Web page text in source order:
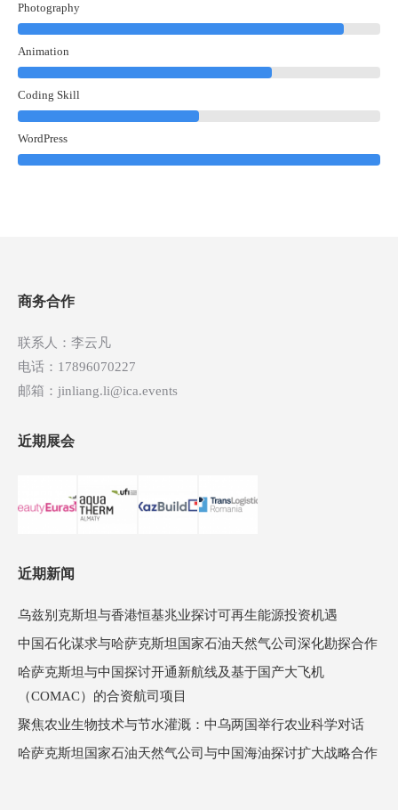
Photography
Animation
Coding Skill
WordPress
商务合作
联系人：李云凡
电话：17896070227
邮箱：jinliang.li@ica.events
近期展会
近期新闻
乌兹别克斯坦与香港恒基兆业探讨可再生能源投资机遇
中国石化谋求与哈萨克斯坦国家石油天然气公司深化勘探合作
哈萨克斯坦与中国探讨开通新航线及基于国产大飞机
（COMAC）的合资航司项目
聚焦农业生物技术与节水灌溉：中乌两国举行农业科学对话
哈萨克斯坦国家石油天然气公司与中国海油探讨扩大战略合作